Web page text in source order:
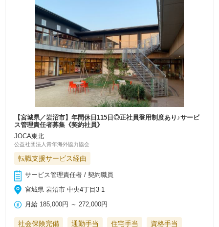
【宮城県／岩沼市】年間休日115日◎正社員登用制度あり♪サービ
ス管理責任者募集《契約社員》
JOCA東北
公益社団法人青年海外協力協会
転職支援サービス経由
サービス管理責任者 / 契約職員
宮城県 岩沼市 中央4丁目3-1
月給 185,000円 ～ 272,000円
社会保険完備 通勤手当 住宅手当
資格手当